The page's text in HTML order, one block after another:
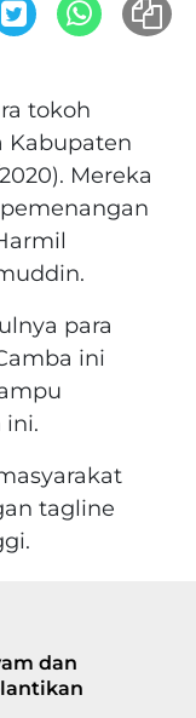
tokoh
Kabupaten
Mereka
para
ini
ini.
tagline
dan